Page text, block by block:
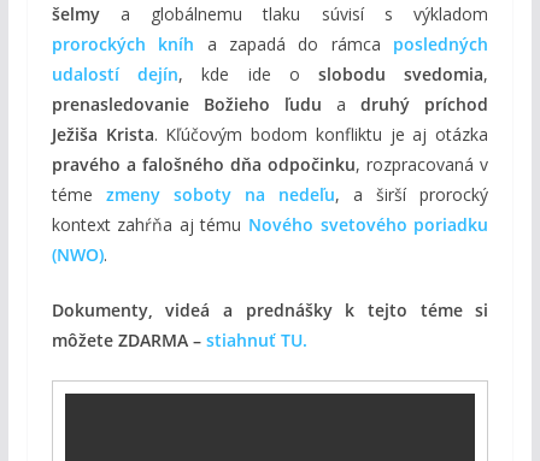
šelmya globálnemu tlaku súvisí s výkladom
prorockých kníh a zapadá do rámca posledných
udalostí dejín, kde ide oslobodu svedomia,
prenasledovanie Božieho ľudu adruhý príchod
Ježiša Krista. Kľúčovým bodom konfliktu je aj otázka
pravého a falošného dňa odpočinku, rozpracovaná v
téme zmeny soboty na nedeľu, a širší prorocký
kontext zahŕňa aj tému Nového svetového poriadku
(NWO).
Dokumenty, videá a prednášky k tejto téme si
môžete ZDARMA – stiahnuť TU.